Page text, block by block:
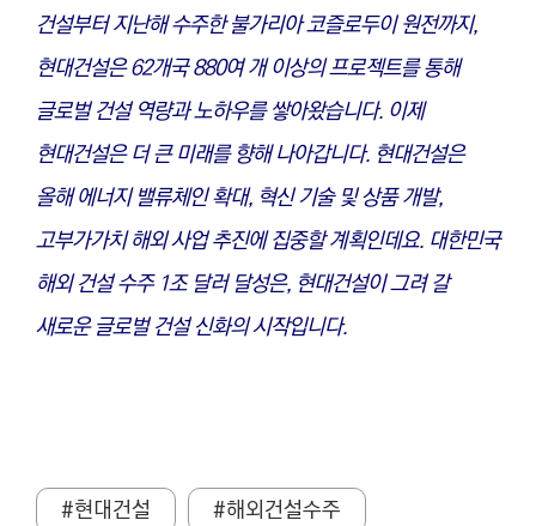
건설부터 지난해 수주한 불가리아 코즐로두이 원전까지,
현대건설은 62개국 880여 개 이상의 프로젝트를 통해
글로벌 건설 역량과 노하우를 쌓아왔습니다. 이제
현대건설은 더 큰 미래를 향해 나아갑니다. 현대건설은
올해 에너지 밸류체인 확대, 혁신 기술 및 상품 개발,
고부가가치 해외 사업 추진에 집중할 계획인데요. 대한민국
해외 건설 수주 1조 달러 달성은, 현대건설이 그려 갈
새로운 글로벌 건설 신화의 시작입니다.
#현대건설
#해외건설수주